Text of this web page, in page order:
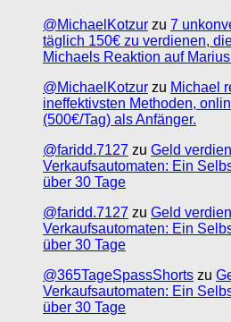
@MichaelKotzur zu 7
täglich 150€ zu verdienen,
Michaels Reaktion auf
@MichaelKotzur zu Michael
ineffektivsten Methoden,
(500€/Tag) als Anfänger.
@faridd.7127 zu Geld
Verkaufsautomaten: Ein
über 30 Tage
@faridd.7127 zu Geld
Verkaufsautomaten: Ein
über 30 Tage
@365TageSpassShorts zu
Verkaufsautomaten: Ein
über 30 Tage